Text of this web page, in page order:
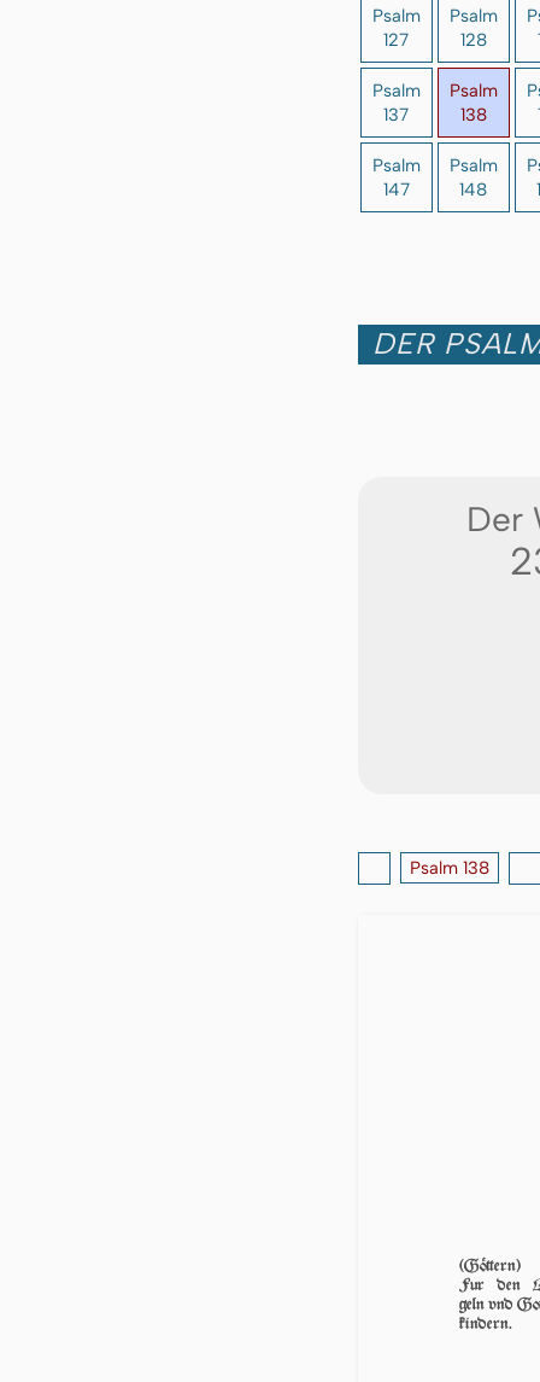
Psalm
127
Psalm
128
Psalm
137
Psalm
138
Psalm
147
Psalm
148
DER
Der
Psalm 138
(Göttern)
Fur den
geln vnd
kin­dern.